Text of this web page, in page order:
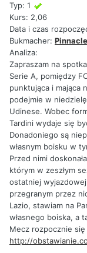
Typ: 1
Kurs: 2,06
Data i czas
Bukmacher: Pinnacle
Analiza:
Zapraszam na
Serie A, pomiędzy
punktująca i mająca
podejmie w
Udinese. Wobec
Tardini wydaje się
Donadoniego są
własnym boisku w
Przed nimi
którym w zeszłym
ostatniej
przegranym przez
Lazio, stawiam na
własnego boiska, a
Mecz rozpocznie
http://